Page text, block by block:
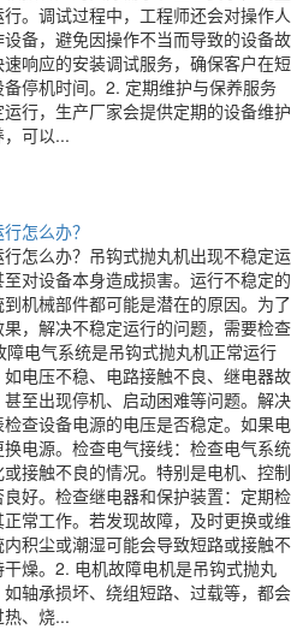
。调试过程中，工程师还会对操作人
备，避免因操作不当而导致的设备故
响应的安装调试服务，确保客户在短
停机时间。2. 定期维护与保养服务
行，生产厂家会提供定期的设备维护
可以...
怎么办？
怎么办？吊钩式抛丸机出现不稳定运
对设备本身造成损害。运行不稳定的
机械部件都可能是潜在的原因。为了
，解决不稳定运行的问题，需要检查
电气系统是吊钩式抛丸机正常运行
电压不稳、电路接触不良、继电器故
至出现停机、启动困难等问题。解决
查设备电源的电压是否稳定。如果电
电源。检查电气接线：检查电气系统
接触不良的情况。特别是电机、控制
好。检查继电器和保护装置：定期检
常工作。若发现故障，及时更换或维
积尘或潮湿可能会导致短路或接触不
燥。2. 电机故障电机是吊钩式抛丸
轴承损坏、绕组短路、过载等，都会
、烧...